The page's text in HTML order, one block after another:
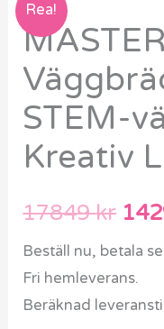
Rea!
STEM-
Kreativ
17849kr
var:
Beställ nu, betala
Fri hemleverans.
Beräknad